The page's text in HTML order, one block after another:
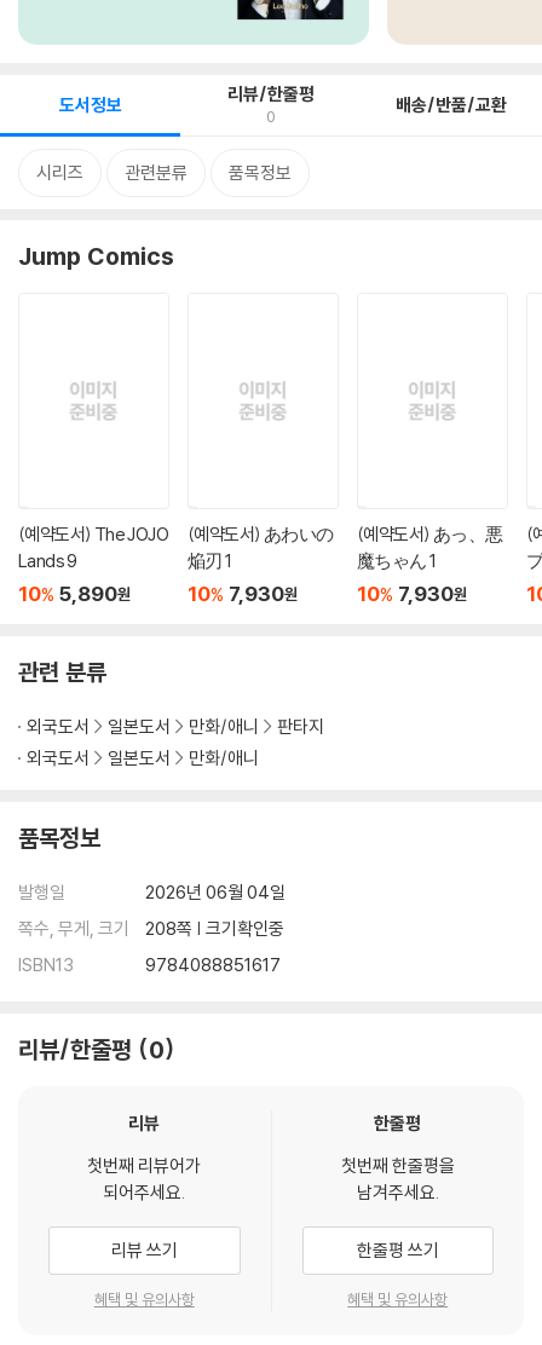
도서정보 리뷰/한줄평
0 배송/반품/교환
시리즈 관련분류 품목정보
Jump Comics
(예약도서) The JOJO
Lands 9
10% 5,890원
(예약도서) あわいの
焔刃 1
10% 7,930원
(예약도서) あっ、悪
魔ちゃん 1
10% 7,930원
(
관련 분류
외국도서 일본도서 만화/애니
판타지
외국도서
일본도서 만화/애니
품목정보
발행일
2026년 06월 04일
쪽수, 무게, 크기
208쪽 | 크기확인중
ISBN13
9784088851617
리뷰/한줄평 0
리뷰
첫번째 리뷰어가
되어주세요.
리뷰 쓰기
혜택 및 유의사항
한줄평
첫번째 한줄평을
남겨주세요.
한줄평 쓰기
혜택 및 유의사항